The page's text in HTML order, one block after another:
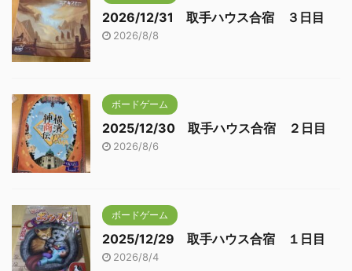
2026/12/31 取手ハウス合宿 ３日目
2026/8/8
ボードゲーム
2025/12/30 取手ハウス合宿 ２日目
2026/8/6
ボードゲーム
2025/12/29 取手ハウス合宿 １日目
2026/8/4